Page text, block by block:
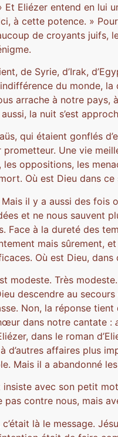
Eliézer entend en lui
à cette potence. »
de croyants juifs,
de Syrie, d’Irak,
du monde, la
arrache à notre pays,
la nuit s’est
qui étaient gonflés
Une vie
les oppositions, les
Où est Dieu dans ce
il y a aussi des fois
et ne nous sauvent
Face à la dureté des
mais sûrement,
Où est Dieu,
modeste. Très
descendre au secours
Non, la réponse
dans notre cantate :
dans le roman
d’autres affaires plus
Mais il a abandonné
insiste avec son petit
contre nous, mais
là le message.